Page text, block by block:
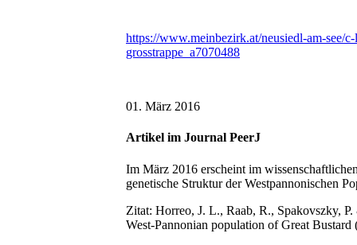
https://www.meinbezirk.at/neusiedl-am-see/
grosstrappe_a7070488
01. März 2016
Artikel im Journal PeerJ
Im März 2016 erscheint im
genetische Struktur der Westpannonischen
Zitat: Horreo, J. L., Raab, R., Spakovszky,
West-Pannonian population of Great Bustard